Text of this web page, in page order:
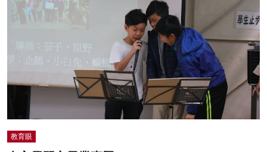
教育眼